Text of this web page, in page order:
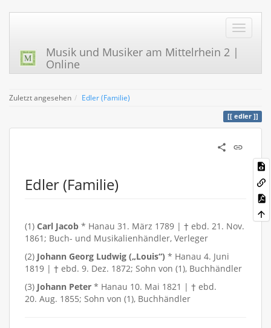
Musik und Musiker am Mittelrhein 2 |
Online
Zuletzt angesehen Edler (Familie)
edler
Edler (Familie)
(1) Carl Jacob * Hanau 31. März 1789 | † ebd. 21. Nov.
1861; Buch- und Musikalienhändler, Verleger
(2) Johann Georg Ludwig („Louis“) * Hanau 4. Juni
1819 | † ebd. 9. Dez. 1872; Sohn von (1), Buchhändler
(3) Johann Peter * Hanau 10. Mai 1821 | † ebd.
20. Aug. 1855; Sohn von (1), Buchhändler